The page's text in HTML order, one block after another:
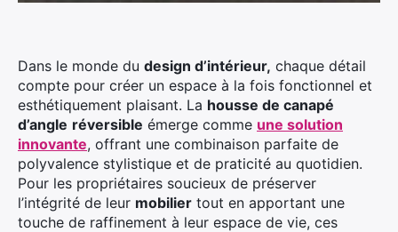
Dans le monde du design d’intérieur, chaque détail
compte pour créer un espace à la fois fonctionnel et
esthétiquement plaisant. La housse de canapé
d’angle réversible émerge comme une solution
innovante, offrant une combinaison parfaite de
polyvalence stylistique et de praticité au quotidien.
Pour les propriétaires soucieux de préserver
l’intégrité de leur mobilier tout en apportant une
touche de raffinement à leur espace de vie, ces